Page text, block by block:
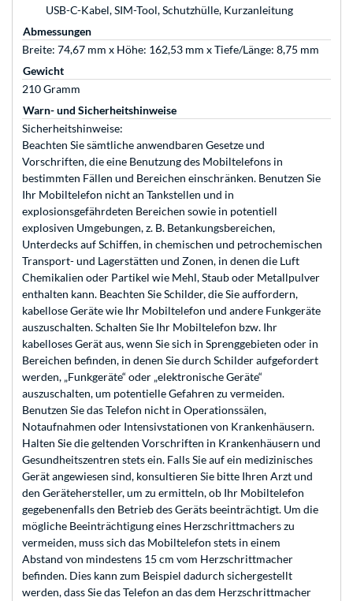
USB-C-Kabel, SIM-Tool, Schutzhülle, Kurzanleitung
Abmessungen
Breite: 74,67 mm x Höhe: 162,53 mm x Tiefe/Länge: 8,75 mm
Gewicht
210 Gramm
Warn- und Sicherheitshinweise
Sicherheitshinweise:
Beachten Sie sämtliche anwendbaren Gesetze und
Vorschriften, die eine Benutzung des Mobiltelefons in
bestimmten Fällen und Bereichen einschränken. Benutzen Sie
Ihr Mobiltelefon nicht an Tankstellen und in
explosionsgefährdeten Bereichen sowie in potentiell
explosiven Umgebungen, z. B. Betankungsbereichen,
Unterdecks auf Schiffen, in chemischen und petrochemischen
Transport- und Lagerstätten und Zonen, in denen die Luft
Chemikalien oder Partikel wie Mehl, Staub oder Metallpulver
enthalten kann. Beachten Sie Schilder, die Sie auffordern,
kabellose Geräte wie Ihr Mobiltelefon und andere Funkgeräte
auszuschalten. Schalten Sie Ihr Mobiltelefon bzw. Ihr
kabelloses Gerät aus, wenn Sie sich in Sprenggebieten oder in
Bereichen befinden, in denen Sie durch Schilder aufgefordert
werden, „Funkgeräte“ oder „elektronische Geräte“
auszuschalten, um potentielle Gefahren zu vermeiden.
Benutzen Sie das Telefon nicht in Operationssälen,
Notaufnahmen oder Intensivstationen von Krankenhäusern.
Halten Sie die geltenden Vorschriften in Krankenhäusern und
Gesundheitszentren stets ein. Falls Sie auf ein medizinisches
Gerät angewiesen sind, konsultieren Sie bitte Ihren Arzt und
den Gerätehersteller, um zu ermitteln, ob Ihr Mobiltelefon
gegebenenfalls den Betrieb des Geräts beeinträchtigt. Um die
mögliche Beeinträchtigung eines Herzschrittmachers zu
vermeiden, muss sich das Mobiltelefon stets in einem
Abstand von mindestens 15 cm vom Herzschrittmacher
befinden. Dies kann zum Beispiel dadurch sichergestellt
werden, dass Sie das Telefon an das dem Herzschrittmacher